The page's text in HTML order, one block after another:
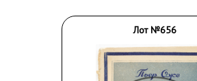
Лот №656